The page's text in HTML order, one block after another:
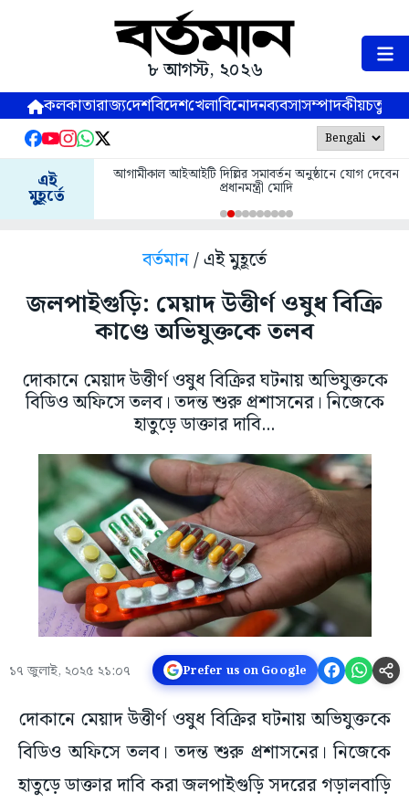
৮ আগস্ট, ২০২৬
কলকাতারাজ্যদেশবিদেশখেলাবিনোদনব্যবসাসম্পাদকীয়
এই
মুহূর্তে
আগামীকাল আইআইটি দিল্লির সমাবর্তন অনুষ্ঠানে যোগ দেবেন
প্রধানমন্ত্রী মোদি
বর্তমান/ এই মুহূর্তে
জলপাইগুড়ি: মেয়াদ উত্তীর্ণ ওষুধ বিক্রি
কাণ্ডে অভিযুক্তকে তলব
দোকানে মেয়াদ উত্তীর্ণ ওষুধ বিক্রির ঘটনায় অভিযুক্তকে
বিডিও অফিসে তলব। তদন্ত শুরু প্রশাসনের। নিজেকে
হাতুড়ে ডাক্তার দাবি...
১৭ জুলাই, ২০২৫ ২১:০৭ Prefer us on Google
দোকানে মেয়াদ উত্তীর্ণ ওষুধ বিক্রির ঘটনায় অভিযুক্তকে
বিডিও অফিসে তলব। তদন্ত শুরু প্রশাসনের। নিজেকে
হাতুড়ে ডাক্তার দাবি করা জলপাইগুড়ি সদরের গড়ালবাড়ি